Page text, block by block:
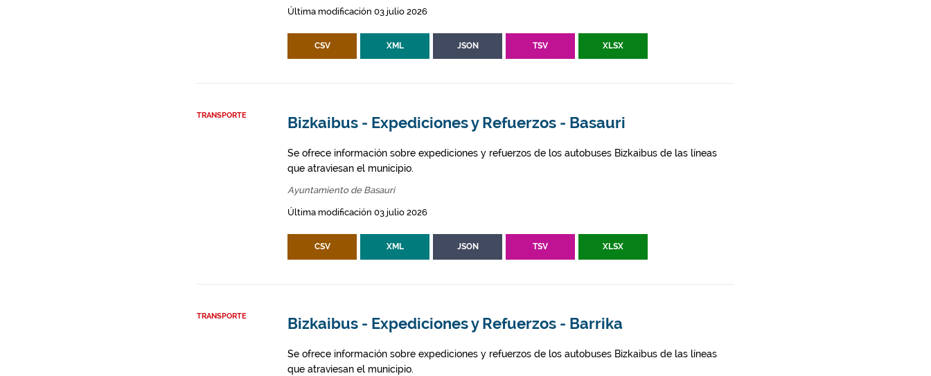
Última modificación 03 julio 2026
CSV XML JSON TSV XLSX
TRANSPORTE Bizkaibus - Expediciones y Refuerzos - Basauri
Se ofrece información sobre expediciones y refuerzos de los autobuses Bizkaibus de las líneas
que atraviesan el municipio.
Ayuntamiento de Basauri
Última modificación 03 julio 2026
CSV XML JSON TSV XLSX
TRANSPORTE Bizkaibus - Expediciones y Refuerzos - Barrika
Se ofrece información sobre expediciones y refuerzos de los autobuses Bizkaibus de las líneas
que atraviesan el municipio.